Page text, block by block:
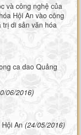
và công nghệ của
Hội An vào công
di sản văn hóa
ca dao Quảng
06/2016)
An (24/05/2016)